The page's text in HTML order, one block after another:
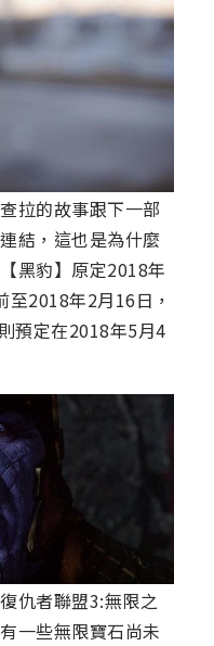
的故事跟下一部
結，這也是為什麼
黑豹】原定2018年
2018年2月16日，
預定在2018年5月4
仇者聯盟3:無限之
一些無限寶石尚未